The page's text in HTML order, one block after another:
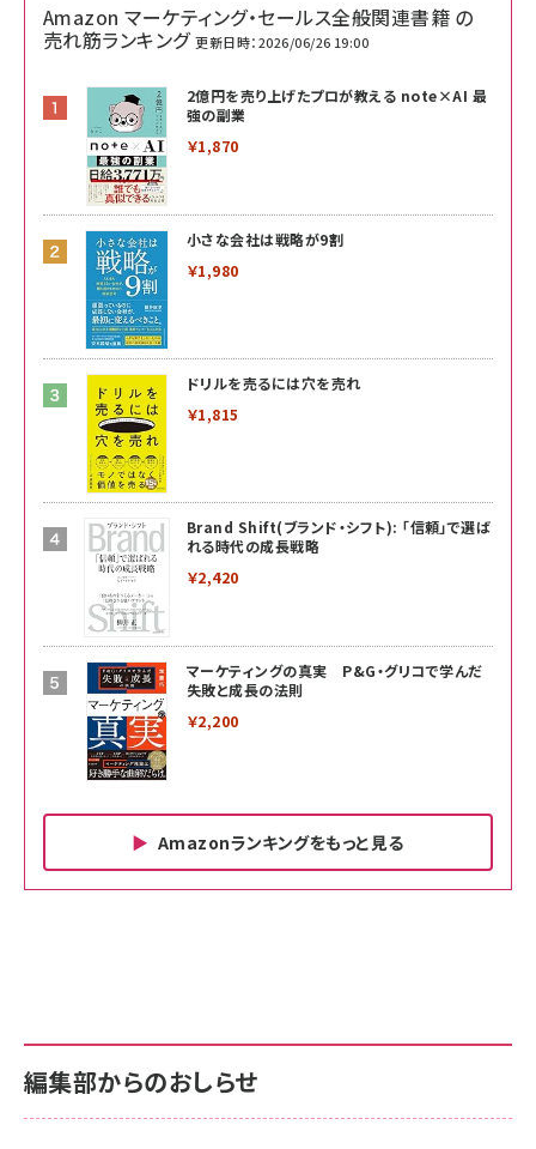
Amazon マーケティング・セールス全般関連書籍 の
売れ筋ランキング 更新日時：2026/06/26 19:00
2億円を売り上げたプロが教える note×AI 最
強の副業
￥1,870
小さな会社は戦略が9割
￥1,980
ドリルを売るには穴を売れ
￥1,815
Brand Shift(ブランド・シフト): 「信頼」で選ば
れる時代の成長戦略
￥2,420
マーケティングの真実 P&G・グリコで学んだ
失敗と成長の法則
￥2,200
Amazonランキングをもっと見る
￥880
anan(アンアン)2026/06/24号 No.2500増刊
スペシャルエディション[王道エンタメの矜持／
内サポート正規品 メーカー保証5年
KLMEA128G
NIMASO ガラスフィルム iPhone 17 用 保護フィ
内サポート正規品 メーカー保証5年
KLMEA128G
Amazon eギフトカード - Amazonロゴ - クラ
編集部からのおしらせ